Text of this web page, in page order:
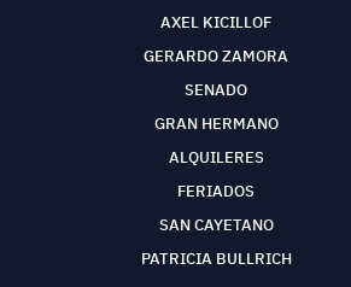
AXEL KICILLOF
GERARDO ZAMORA
SENADO
GRAN HERMANO
ALQUILERES
FERIADOS
SAN CAYETANO
PATRICIA BULLRICH